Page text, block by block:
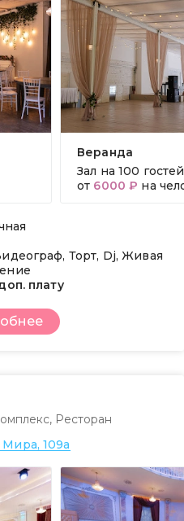
Веранда
Зал на 100 гостей
от 6000 ₽ на
Торт, Dj, Живая
плату
, Ресторан
109а